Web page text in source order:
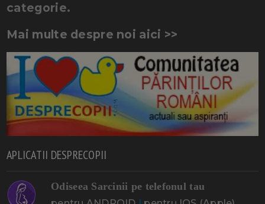
categorie.
Mai multe despre noi aici >>
APLICATII DESPRECOPII
Odiseea Sarcinii pe telefonul tau